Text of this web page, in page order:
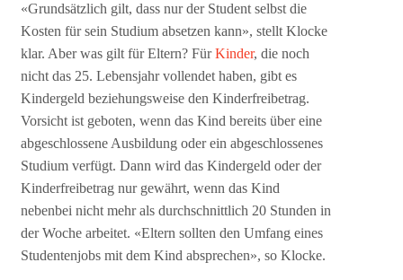
«Grundsätzlich gilt, dass nur der Student selbst die
Kosten für sein Studium absetzen kann», stellt Klocke
klar. Aber was gilt für Eltern? FürKinder, die noch
nicht das 25. Lebensjahr vollendet haben, gibt es
Kindergeld beziehungsweise den Kinderfreibetrag.
Vorsicht ist geboten, wenn das Kind bereits über eine
abgeschlossene Ausbildung oder ein abgeschlossenes
Studium verfügt. Dann wird das Kindergeld oder der
Kinderfreibetrag nur gewährt, wenn das Kind
nebenbei nicht mehr als durchschnittlich 20 Stunden in
der Woche arbeitet. «Eltern sollten den Umfang eines
Studentenjobs mit dem Kind absprechen», so Klocke.